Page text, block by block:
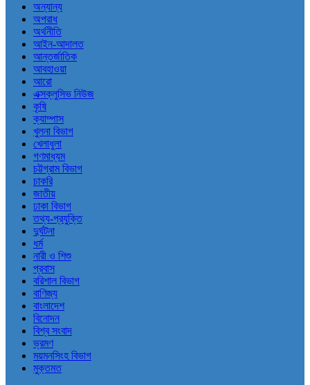
অন্যান্য
অপরাধ
অর্থনীতি
আইন-আদালত
আন্তর্জাতিক
আবহাওয়া
আরো
এক্সক্লুসিভ নিউজ
কৃষি
ক্যাম্পাস
খুলনা বিভাগ
খেলাধুলা
গণমাধ্যম
চট্টগ্রাম বিভাগ
চাকরি
জাতীয়
ঢাকা বিভাগ
তথ্য-প্রযুক্তি
দুর্ঘটনা
ধর্ম
নারী ও শিশু
প্রবাস
বরিশাল বিভাগ
বাণিজ্য
বাংলাদেশ
বিনোদন
বিশ্ব সংবাদ
ভ্রমণ
ময়মনসিংহ বিভাগ
মুক্তমত